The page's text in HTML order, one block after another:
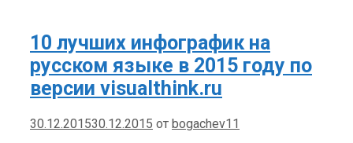
10 лучших инфографик на
русском языке в 2015 году по
версии visualthink.ru
30.12.201530.12.2015 от bogachev11